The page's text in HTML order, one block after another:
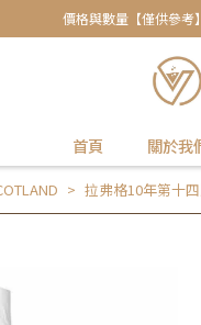
價格與數量【僅供參
首頁 關於我
拉弗格10年第十